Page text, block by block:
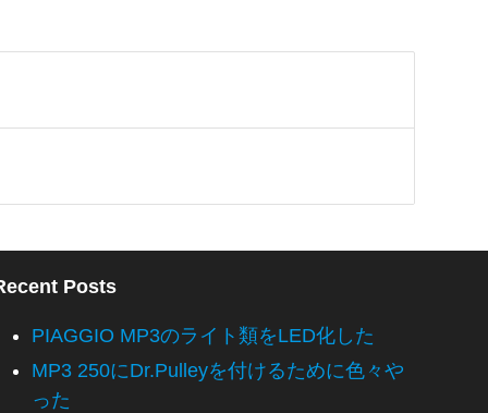
Posts
PIAGGIO MP3のライト類をLED化した
MP3 250にDr.Pulleyを付けるために色々や
った